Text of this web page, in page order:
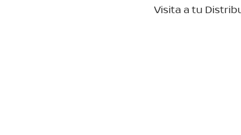
Visita a tu